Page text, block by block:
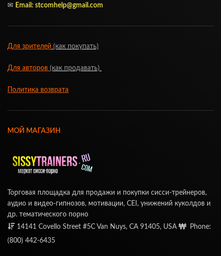
✉ Email: stcomhelp@gmail.com
Для зрителей (как покупать)
Для авторов (как продавать)
Политика возврата
МОЙ МАГАЗИН
Торговая площадка для продажи и покупки сисси-трейнеров,
аудио и видео-гипнозов, мотивации, CEI, унижений куколдов и
др. тематического порно
14141 Covello Street #5C Van Nuys, CA 91405, USA
Phone:
(800) 442-6435